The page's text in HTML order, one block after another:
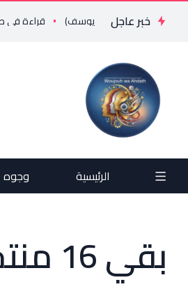
خبر عاجل
..!!؟؟ (علي يوسف) قراءة في صحف اليوم
الرئيسية وجوه
بقي 16 منتخباً في السباق نحو اللقب! 🌍🏆